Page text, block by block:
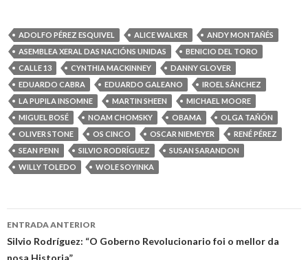
ADOLFO PÉREZ ESQUIVEL ALICE WALKER
ANDY MONTAÑÉS
ASEMBLEA XERAL DAS NACIÓNS UNIDAS
BENICIO DEL TORO
CALLE 13
CYNTHIA MACKINNEY
DANNY GLOVER
EDUARDO CABRA
EDUARDO GALEANO
IROEL SÁNCHEZ
LA PUPILA INSOMNE
MARTIN SHEEN
MICHAEL MOORE
MIGUEL BOSÉ
NOAM CHOMSKY OBAMA
OLGA TAÑÓN
OLIVER STONE
OS CINCO OSCAR NIEMEYER
RENÉ PÉREZ
SEAN PENN
SILVIO RODRÍGUEZ
SUSAN SARANDON
WILLY TOLEDO
WOLE SOYINKA
Ir
a
ENTRADA ANTERIOR
Silvio Rodríguez: “O Goberno Revolucionario foi o mellor da